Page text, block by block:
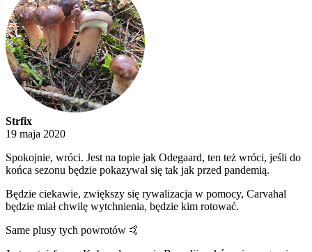
Strfix
19 maja 2020
Spokojnie, wróci. Jest na topie jak Odegaard, ten też wróci, jeśli do
końca sezonu będzie pokazywał się tak jak przed pandemią.
Będzie ciekawie, zwiększy się rywalizacja w pomocy, Carvahal
będzie miał chwilę wytchnienia, będzie kim rotować.
Same plusy tych powrotów 🤙